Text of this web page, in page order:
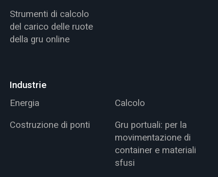
Strumenti di calcolo
del carico delle ruote
della gru online
Industrie
Energia
Calcolo
Costruzione di ponti
Gru portuali: per la
movimentazione di
container e materiali
sfusi